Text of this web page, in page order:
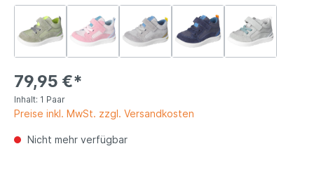
79,95 €*
Inhalt: 1 Paar
Preise inkl. MwSt. zzgl. Versandkosten
Nicht mehr verfügbar